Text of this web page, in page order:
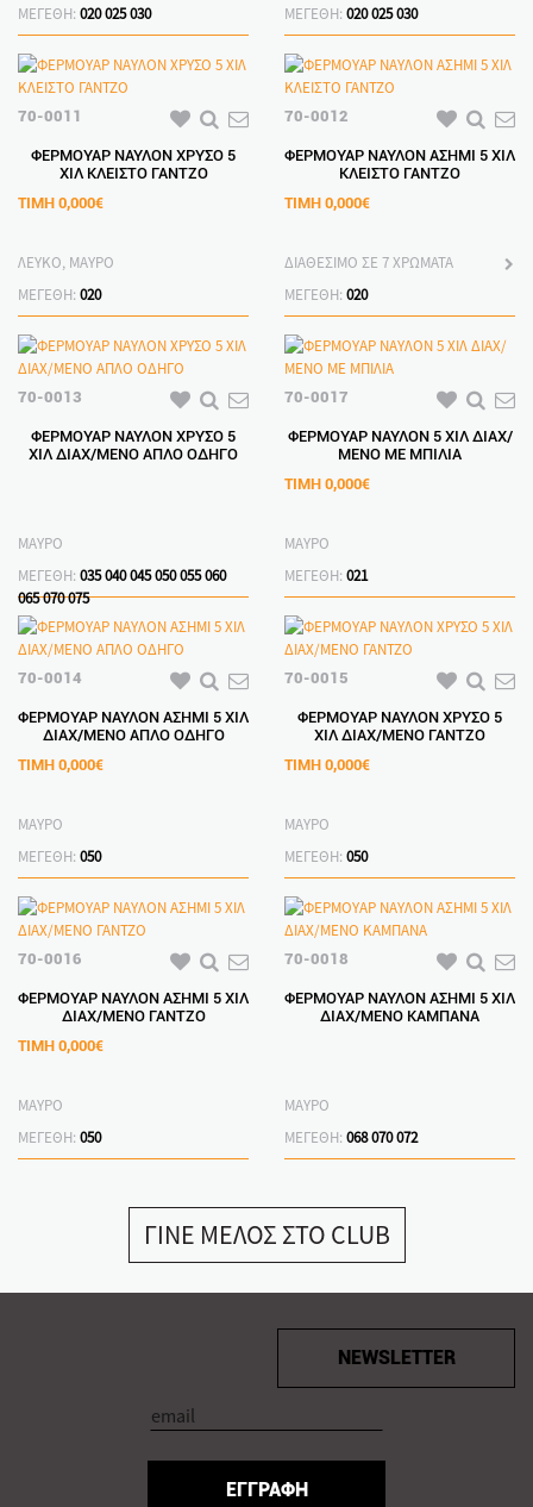
ΜΕΓΕΘΗ: 020025030 ΜΕΓΕΘΗ: 020025030
70-0011
ΦΕΡΜΟΥΑΡ ΝΑΥΛΟΝ ΧΡΥΣΟ 5
ΧΙΛ ΚΛΕΙΣΤΟ ΓΑΝΤΖΟ
ΤΙΜΗ 0,000€
ΛΕΥΚΟ, ΜΑΥΡΟ
ΜΕΓΕΘΗ: 020
70-0012
ΦΕΡΜΟΥΑΡ ΝΑΥΛΟΝ ΑΣΗΜΙ 5 ΧΙΛ
ΚΛΕΙΣΤΟ ΓΑΝΤΖΟ
ΤΙΜΗ 0,000€
ΔΙΑΘΕΣΙΜΟ ΣΕ 7 ΧΡΩΜΑΤΑ
ΜΕΓΕΘΗ: 020
70-0013
ΦΕΡΜΟΥΑΡ ΝΑΥΛΟΝ ΧΡΥΣΟ 5
ΧΙΛ ΔΙΑΧ/ΜΕΝΟ ΑΠΛΟ ΟΔΗΓΟ
ΜΑΥΡΟ
ΜΕΓΕΘΗ: 035040045050055060
065070075
70-0017
ΦΕΡΜΟΥΑΡ ΝΑΥΛΟΝ 5 ΧΙΛ ΔΙΑΧ/
ΜΕΝΟ ΜΕ ΜΠΙΛΙΑ
ΤΙΜΗ 0,000€
ΜΑΥΡΟ
ΜΕΓΕΘΗ: 021
70-0014
ΦΕΡΜΟΥΑΡ ΝΑΥΛΟΝ ΑΣΗΜΙ 5 ΧΙΛ
ΔΙΑΧ/ΜΕΝΟ ΑΠΛΟ ΟΔΗΓΟ
ΤΙΜΗ 0,000€
ΜΑΥΡΟ
ΜΕΓΕΘΗ: 050
70-0015
ΦΕΡΜΟΥΑΡ ΝΑΥΛΟΝ ΧΡΥΣΟ 5
ΧΙΛ ΔΙΑΧ/ΜΕΝΟ ΓΑΝΤΖΟ
ΤΙΜΗ 0,000€
ΜΑΥΡΟ
ΜΕΓΕΘΗ: 050
70-0016
ΦΕΡΜΟΥΑΡ ΝΑΥΛΟΝ ΑΣΗΜΙ 5 ΧΙΛ
ΔΙΑΧ/ΜΕΝΟ ΓΑΝΤΖΟ
ΤΙΜΗ 0,000€
ΜΑΥΡΟ
ΜΕΓΕΘΗ: 050
70-0018
ΦΕΡΜΟΥΑΡ ΝΑΥΛΟΝ ΑΣΗΜΙ 5 ΧΙΛ
ΔΙΑΧ/ΜΕΝΟ ΚΑΜΠΑΝΑ
ΜΑΥΡΟ
ΜΕΓΕΘΗ: 068070072
ΓΙΝΕ ΜΕΛΟΣ ΣΤΟ CLUB
NEWSLETTER
ΕΓΓΡΑΦΗ